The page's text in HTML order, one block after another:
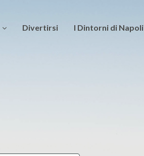
Divertirsi I Dintorni di Napoli